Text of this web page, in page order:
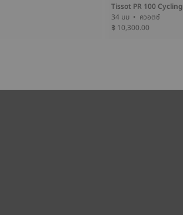
Tissot PR 100 Cycling
34 มม • ควอตซ์
฿ 10,300.00